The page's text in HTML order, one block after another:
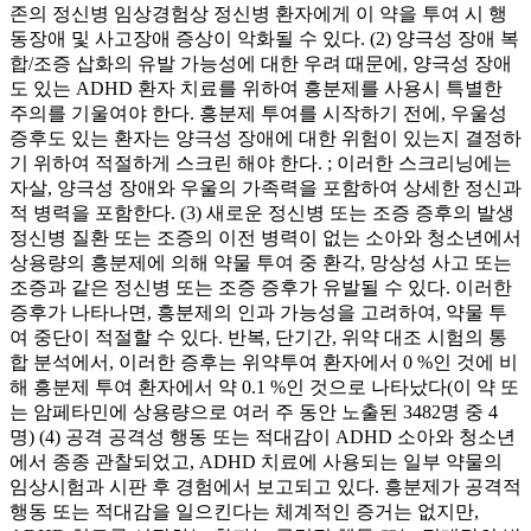
존의 정신병 임상경험상 정신병 환자에게 이 약을 투여 시 행
동장애 및 사고장애 증상이 악화될 수 있다. (2) 양극성 장애 복
합/조증 삽화의 유발 가능성에 대한 우려 때문에, 양극성 장애
도 있는 ADHD 환자 치료를 위하여 흥분제를 사용시 특별한
주의를 기울여야 한다. 흥분제 투여를 시작하기 전에, 우울성
증후도 있는 환자는 양극성 장애에 대한 위험이 있는지 결정하
기 위하여 적절하게 스크린 해야 한다. ; 이러한 스크리닝에는
자살, 양극성 장애와 우울의 가족력을 포함하여 상세한 정신과
적 병력을 포함한다. (3) 새로운 정신병 또는 조증 증후의 발생
정신병 질환 또는 조증의 이전 병력이 없는 소아와 청소년에서
상용량의 흥분제에 의해 약물 투여 중 환각, 망상성 사고 또는
조증과 같은 정신병 또는 조증 증후가 유발될 수 있다. 이러한
증후가 나타나면, 흥분제의 인과 가능성을 고려하여, 약물 투
여 중단이 적절할 수 있다. 반복, 단기간, 위약 대조 시험의 통
합 분석에서, 이러한 증후는 위약투여 환자에서 0 %인 것에 비
해 흥분제 투여 환자에서 약 0.1 %인 것으로 나타났다(이 약 또
는 암페타민에 상용량으로 여러 주 동안 노출된 3482명 중 4
명) (4) 공격 공격성 행동 또는 적대감이 ADHD 소아와 청소년
에서 종종 관찰되었고, ADHD 치료에 사용되는 일부 약물의
임상시험과 시판 후 경험에서 보고되고 있다. 흥분제가 공격적
행동 또는 적대감을 일으킨다는 체계적인 증거는 없지만,